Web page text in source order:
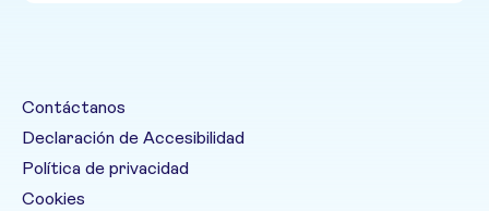
Contáctanos
Declaración de Accesibilidad
Política de privacidad
Cookies